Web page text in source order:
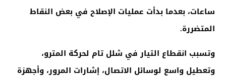
ساعات، بعدما بدأت عمليات الإصلاح في بعض النقاط
المتضررة.
وتسبب انقطاع التيار في شلل تام لحركة المترو،
وتعطيل واسع لوسائل الاتصال، إشارات المرور، وأجهزة